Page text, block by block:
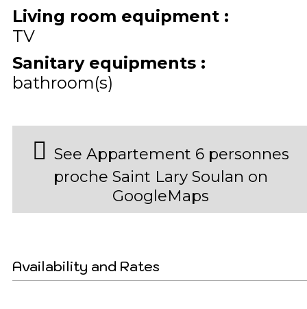
Living room equipment :
TV
Sanitary equipments :
bathroom(s)
See Appartement 6 personnes
proche Saint Lary Soulan on
GoogleMaps
Availability and Rates